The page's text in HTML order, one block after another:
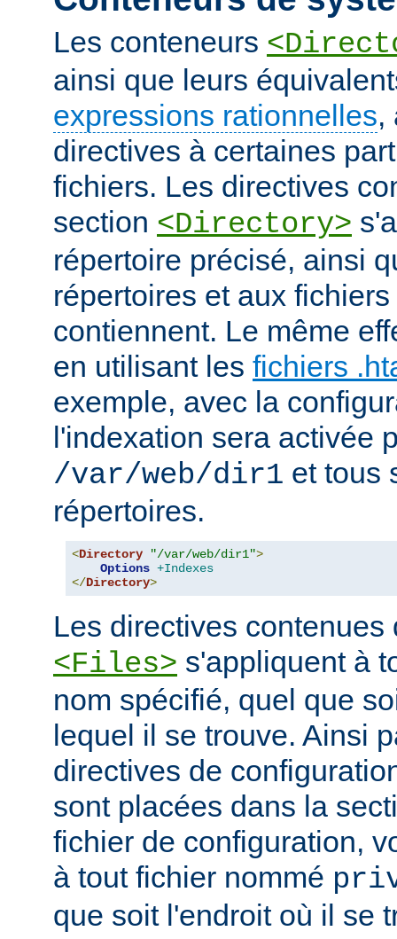
Les conteneurs
ainsi que leurs
expressions rationnelles,
directives à certaines
fichiers. Les directives
section <Directory>
répertoire précisé, ainsi
répertoires et aux
contiennent. Le même
en utilisant les fichiers
exemple, avec la
l'indexation sera activée
/var/web/dir1 et tous
répertoires.
<Directory "/var/web/dir1">
Options +Indexes
</Directory>
Les directives contenues
<Files> s'appliquent à
nom spécifié, quel que
lequel il se trouve. Ainsi
directives de
sont placées dans la
fichier de configuration,
à tout fichier nommé
que soit l'endroit où il se